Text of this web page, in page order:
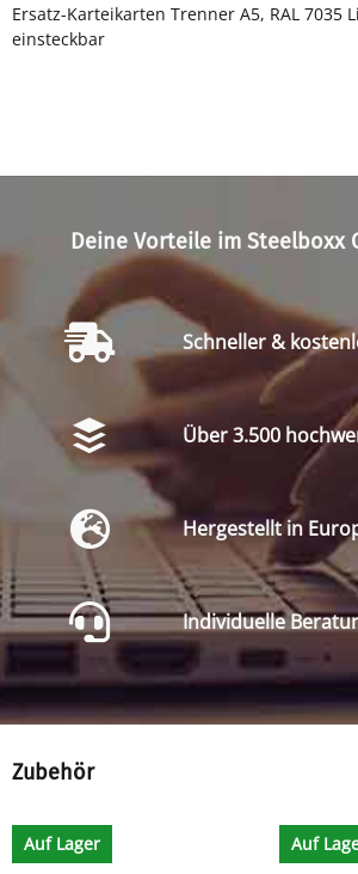
Ersatz-Karteikarten Trenner A5, RAL 7035
einsteckbar
Deine Vorteile im Steelboxx
Schneller &
Über 3.500
Hergestellt in
Individuelle
Zubehör
Auf Lager Auf